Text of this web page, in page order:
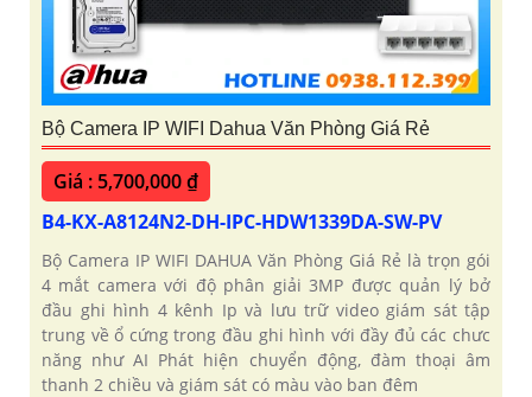
Bộ Camera IP WIFI Dahua Văn Phòng Giá Rẻ
Giá : 5,700,000 ₫
B4-KX-A8124N2-DH-IPC-HDW1339DA-SW-PV
Bộ Camera IP WIFI DAHUA Văn Phòng Giá Rẻ là trọn gói
4 mắt camera với độ phân giải 3MP được quản lý bở
đầu ghi hình 4 kênh Ip và lưu trữ video giám sát tập
trung về ổ cứng trong đầu ghi hình với đầy đủ các chưc
năng như AI Phát hiện chuyển động, đàm thoại âm
thanh 2 chiều và giám sát có màu vào ban đêm